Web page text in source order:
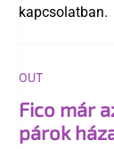
kapcsolatban.
Fico már
párok
OUT